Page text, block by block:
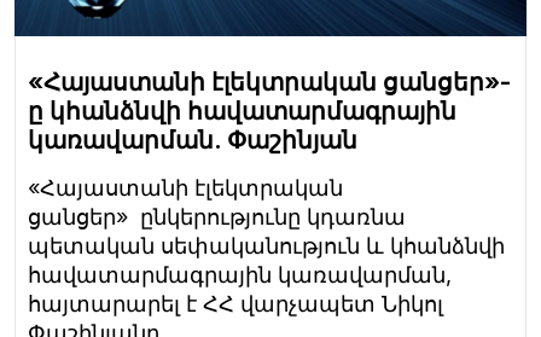
«Հայաստանի էլեկտրական ցանցեր»-
ը կհանձնվի հավատարմագրային
կառավարման. Փաշինյան
«Հայաստանի էլեկտրական
ցանցեր» ընկերությունը կդառնա
պետական սեփականություն և կհանձնվի
հավատարմագրային կառավարման,
հայտարարել է ՀՀ վարչապետ Նիկոլ